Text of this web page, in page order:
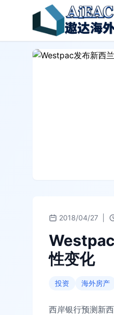
2018/04/27
Westpac
性变化
投资 海外房产
西岸银行预测新